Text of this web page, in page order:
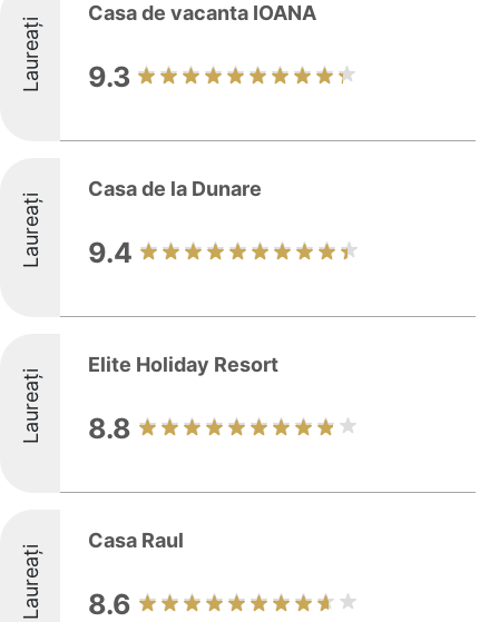
Laureați
Casa de vacanta IOANA
9.3
Laureați
Casa de la Dunare
9.4
Laureați
Elite Holiday Resort
8.8
Laureați
Casa Raul
8.6